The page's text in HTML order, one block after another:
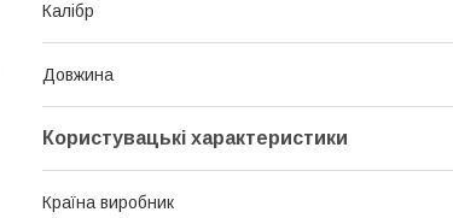
Калібр
Довжина
Користувацькі характеристики
Країна виробник